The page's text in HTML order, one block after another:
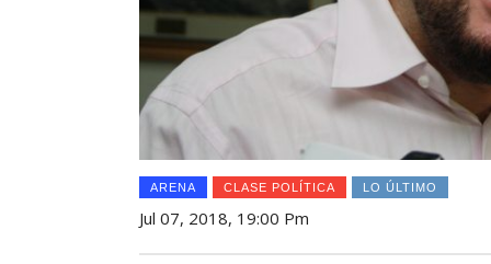
ARENA CLASE POLÍTICA LO ÚLTIMO
Jul 07, 2018, 19:00 Pm